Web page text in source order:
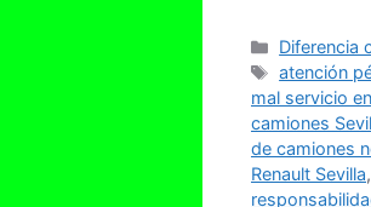
Categorías
Diferencia
Etiquetas
atención
mal servicio
camiones
de camiones
Renault Sevilla,